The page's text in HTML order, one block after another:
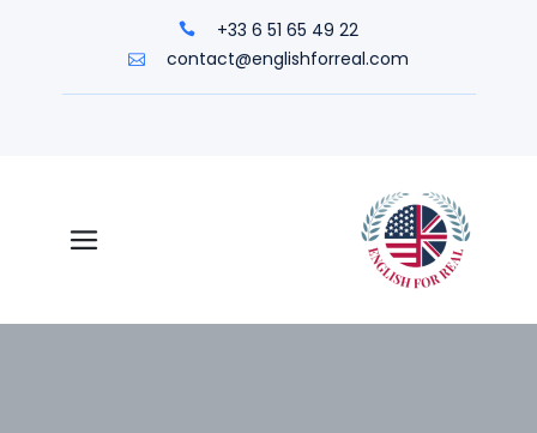
+33 6 51 65 49 22
contact@englishforreal.com